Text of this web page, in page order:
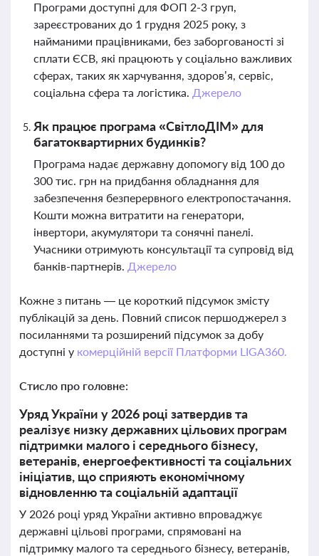
Програми доступні для ФОП 2-3 груп,
зареєстрованих до 1 грудня 2025 року, з
найманими працівниками, без заборгованості зі
сплати ЄСВ, які працюють у соціально важливих
сферах, таких як харчування, здоров’я, сервіс,
соціальна сфера та логістика. Джерело
Як працює програма «СвітлоДІМ» для
багатоквартирних будинків?
Програма надає державну допомогу від 100 до
300 тис. грн на придбання обладнання для
забезпечення безперервного електропостачання.
Кошти можна витратити на генератори,
інвертори, акумулятори та сонячні панелі.
Учасники отримують консультації та супровід від
банків-партнерів. Джерело
Кожне з питань — це короткий підсумок змісту
публікацій за день. Повний список першоджерел з
посиланнями та розширений підсумок за добу
доступні у комерційній версії Платформи LIGA360.
Стисло про головне:
Уряд України у 2026 році затвердив та
реалізує низку державних цільових програм
підтримки малого і середнього бізнесу,
ветеранів, енергоефективності та соціальних
ініціатив, що сприяють економічному
відновленню та соціальній адаптації
У 2026 році уряд України активно впроваджує
державні цільові програми, спрямовані на
підтримку малого та середнього бізнесу, ветеранів,